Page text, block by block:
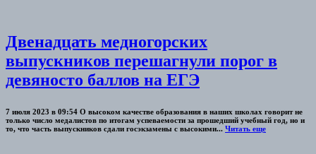
Двенадцать медногорских
выпускников перешагнули порог в
девяносто баллов на ЕГЭ
7 июля 2023 в 09:54 О высоком качестве образования в наших школах говорит не
только число медалистов по итогам успеваемости за прошедший учебный год, но и
то, что часть выпускников сдали госэкзамены с высокими... Читать еще